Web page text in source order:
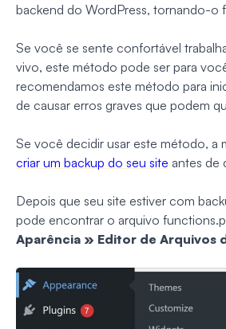
backend do WordPress, tornando-o
Se você se sente confortável
vivo, este método pode ser para
recomendamos este método para
de causar erros graves que podem
Se você decidir usar este método, a
criar um backup do seu site antes de
Depois que seu site estiver com
pode encontrar o arquivo
Aparência » Editor de Arquivos